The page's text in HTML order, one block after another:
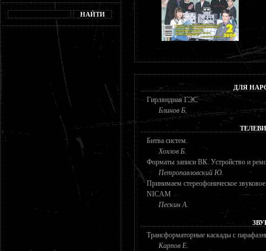
ДЛЯ
Гирляндная ГЭС
Блинов Б.
Битва систем.
Хохлов Б.
Форматы записи ВК. Устройство и
Петропавловский Ю.
Принимаем стереофоническое
NICAM
Пескин А.
Трансформаторные каскады с
Карпов Е.